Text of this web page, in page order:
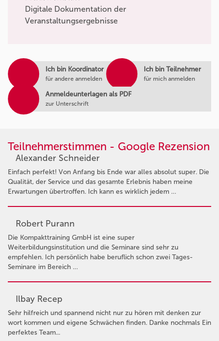
Ich bin Koordinator
für andere anmelden
Ich bin Teilnehmer
für mich anmelden
Anmeldeunterlagen als PDF
zur Unterschrift
Digitale Dokumentation der
Veranstaltungsergebnisse
Teilnehmerstimmen - Google Rezension
Alexander Schneider
Einfach perfekt! Von Anfang bis Ende war alles absolut super. Die
Qualität, der Service und das gesamte Erlebnis haben meine
Erwartungen übertroffen. Ich kann es wirklich jedem …
Robert Purann
Die Kompakttraining GmbH ist eine super
Weiterbildungsinstitution und die Seminare sind sehr zu
empfehlen. Ich persönlich habe beruflich schon zwei Tages-
Seminare im Bereich …
Ilbay Recep
Sehr hilfreich und spannend nicht nur zu hören mit denken zur
wort kommen und eigene Schwächen finden. Danke nochmals Ein
perfektes Team...